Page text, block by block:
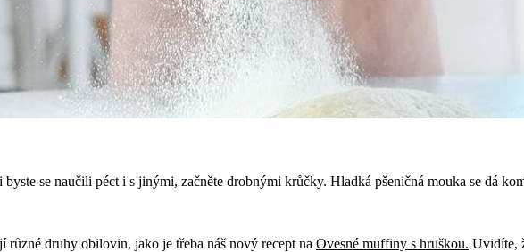
se naučili péct i s jinými, začněte drobnými krůčky. Hladká pšeničná mouka se dá
různé druhy obilovin, jako je třeba náš nový recept na Ovesné muffiny s hruškou. Uvidíte,